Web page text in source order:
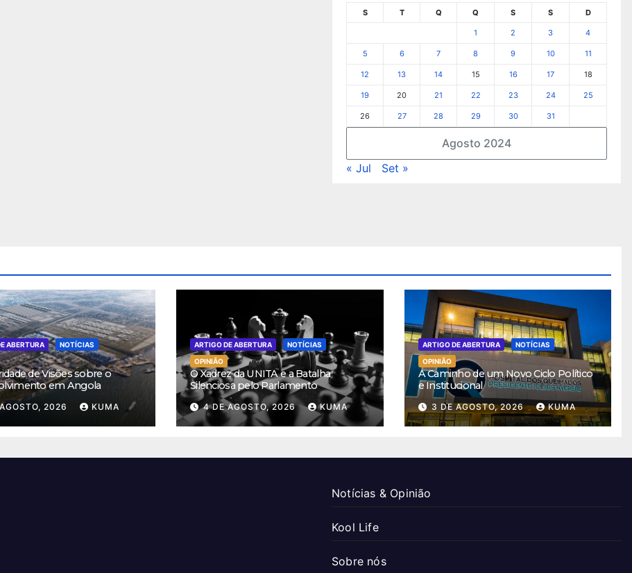
Agosto 2024
S T Q Q S S D
1 2 3 4
5 6 7 8 9 10 11
12 13 14 15 16 17 18
19 20 21 22 23 24 25
26 27 28 29 30 31
« Jul Set »
ABERTURA
NOTÍCIAS
de Visões sobre o
em Angola
2026 KUMA
ARTIGO DE ABERTURA
NOTÍCIAS
OPINIÃO
O Xadrez da UNITA e a Batalha
Silenciosa pelo Parlamento
4 DE AGOSTO, 2026 KUMA
ARTIGO DE ABERTURA
NOTÍCIAS
OPINIÃO
A Caminho de um Novo Ciclo Político
e Institucional
3 DE AGOSTO, 2026 KUMA
Notícias & Opinião
Kool Life
Sobre nós